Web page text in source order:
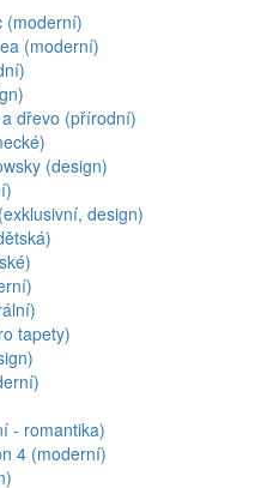
(moderní)
(moderní)
dřevo (přírodní)
(design)
design)
tapety)
- romantika)
4 (moderní)